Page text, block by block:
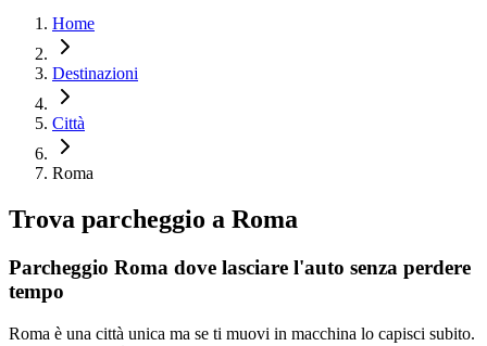
Home
Destinazioni
Città
Roma
Trova parcheggio a Roma
Parcheggio Roma dove lasciare l'auto senza perdere
tempo
Roma è una città unica ma se ti muovi in macchina lo capisci subito.